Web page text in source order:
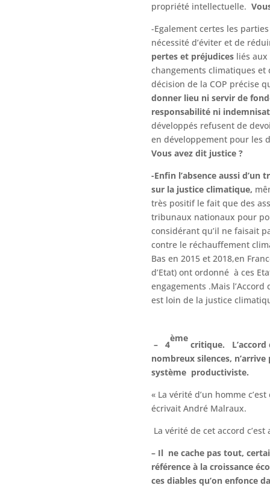
propriété intellectuelle.
-Egalement certes les
nécessité d’éviter et de
pertes et préjudices liés
changements climatiques et
décision de la COP précise
donner lieu ni servir de
responsabilité ni
développés refusent de
en développement pour les
Vous avez dit justice ?
-Enfin l’absence aussi
sur la justice climatique,
très positif le fait que des
tribunaux nationaux pour
considérant qu’il ne faisait
contre le réchauffement
Bas en 2015 et 2018,en
d’Etat) ont ordonné à ces
engagements .Mais
est loin de la justice
– 4
ème
critique. L’accord
nombreux silences,
système productiviste.
« La vérité d’un homme
écrivait André Malraux.
La vérité de cet accord c’est
– Il ne cache pas tout,
référence à la croissance
ces diables qu’on enfonce